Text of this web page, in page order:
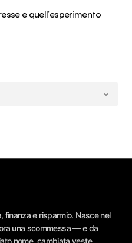
e quell’esperimento
finanza e risparmio. Nasce nel
una scommessa — e da
nome, cambiata veste